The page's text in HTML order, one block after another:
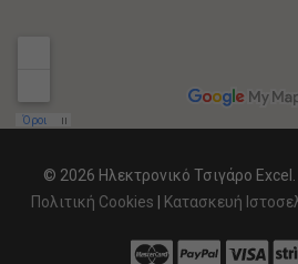
© 2026 Ηλεκτρονικό Τσιγάρο Excel.
Πολιτική Cookies
Κατασκευή